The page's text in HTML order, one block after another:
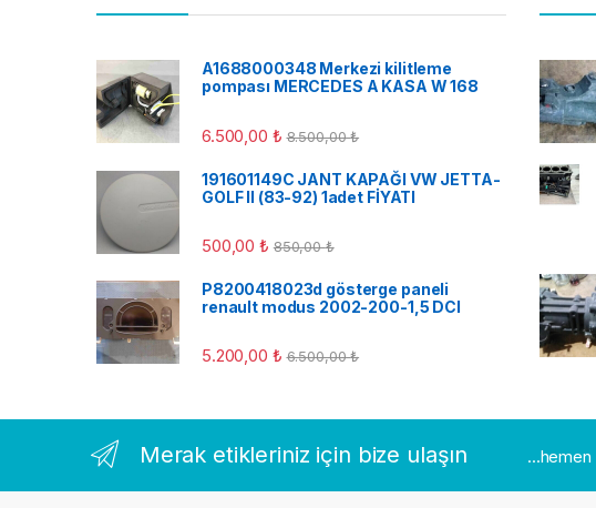
A1688000348 Merkezi kilitleme
pompası MERCEDES A KASA W 168
6.500,00 ₺ 8.500,00₺
191601149C JANT KAPAĞI VW JETTA-
GOLF II (83-92) 1adet FİYATI
500,00₺ 850,00₺
P8200418023d gösterge paneli
renault modus 2002-200-1,5 DCI
5.200,00 ₺ 6.500,00₺
Merak etikleriniz için bize ulaşın ...hemen